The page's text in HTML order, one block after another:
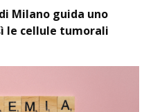
Milano guida uno
le cellule tumorali